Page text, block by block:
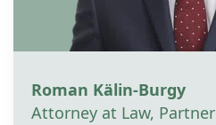
Roman Kälin-Burgy
Attorney at Law, Partner